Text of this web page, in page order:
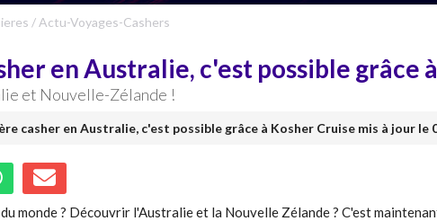
/ Actu-Voyages-Cashers
en Australie, c'est possible grâce
et Nouvelle-Zélande !
casher en Australie, c'est possible grâce à Kosher Cruise mis à jour le
monde ? Découvrir l'Australie et la Nouvelle Zélande ? C'est